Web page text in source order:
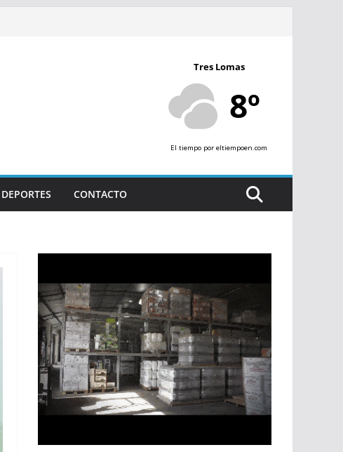
Tres Lomas
8º
El tiempo por eltiempoen.com
DEPORTES CONTACTO